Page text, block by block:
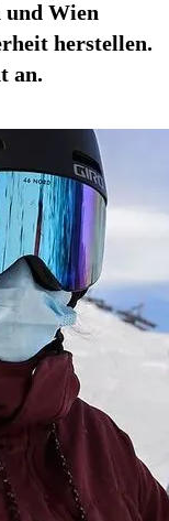
und Wien
herstellen.
an.